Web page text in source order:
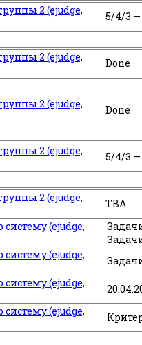
2 (ejudge,
5/4/3 —
2 (ejudge,
Done
2 (ejudge,
Done
2 (ejudge,
5/4/3 —
2 (ejudge,
TBA
(ejudge,
(ejudge,
(ejudge,
(ejudge,